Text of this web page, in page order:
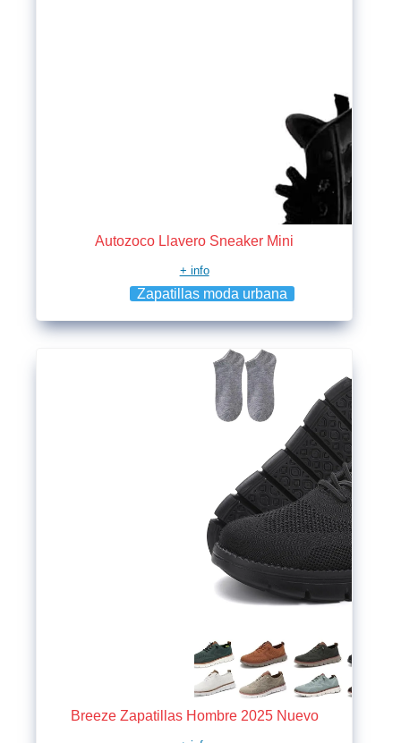
Autozoco Llavero Sneaker Mini
+ info
Zapatillas moda urbana
Breeze Zapatillas Hombre 2025 Nuevo